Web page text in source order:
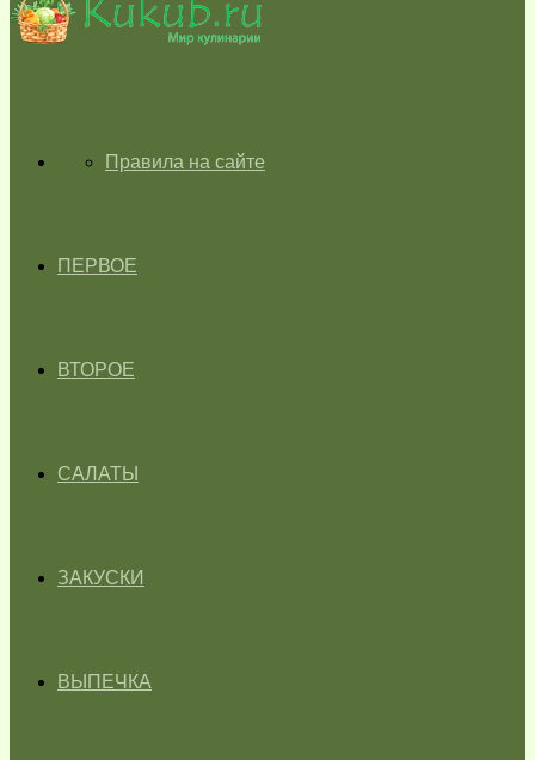
skin
ГЛАВНАЯПравила на сайте
ПЕРВОЕ
ВТОРОЕ
САЛАТЫ
ЗАКУСКИ
ВЫПЕЧКА